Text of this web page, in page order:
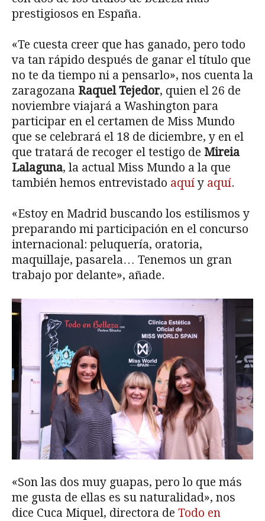
prestigiosos en España.
«Te cuesta creer que has ganado, pero todo
va tan rápido después de ganar el título que
no te da tiempo ni a pensarlo», nos cuenta la
zaragozana Raquel Tejedor, quien el 26 de
noviembre viajará a Washington para
participar en el certamen de Miss Mundo
que se celebrará el 18 de diciembre, y en el
que tratará de recoger el testigo de Mireia
Lalaguna, la actual Miss Mundo a la que
también hemos entrevistado aquíy aquí.
«Estoy en Madrid buscando los estilismos y
preparando mi participación en el concurso
internacional: peluquería, oratoria,
maquillaje, pasarela… Tenemos un gran
trabajo por delante», añade.
«Son las dos muy guapas, pero lo que más
me gusta de ellas es su naturalidad», nos
dice Cuca Miquel, directora de Todo en